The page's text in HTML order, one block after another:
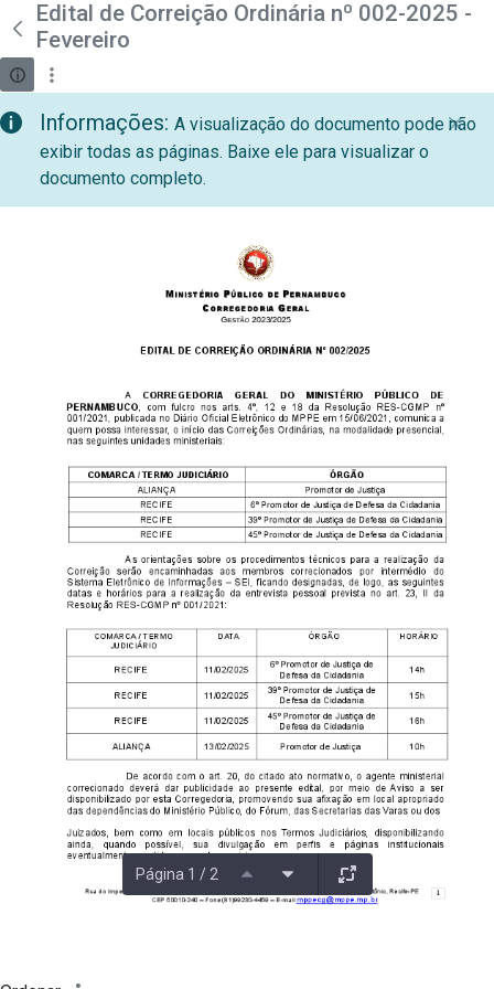
Pular para o Conteúdo principal
teste descricao
Edital de Correição Ordinária nº 002-2025 -
Fevereiro
Informações: A visualização do documento pode não
exibir todas as páginas. Baixe ele para visualizar o
documento completo.
Página 1 / 2